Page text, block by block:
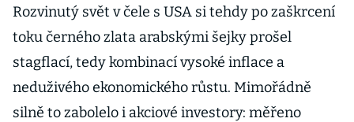
Rozvinutý svět v čele s USA si tehdy po zaškrcení
toku černého zlata arabskými šejky prošel
stagflací, tedy kombinací vysoké inflace a
neduživého ekonomického růstu. Mimořádně
silně to zabolelo i akciové investory: měřeno